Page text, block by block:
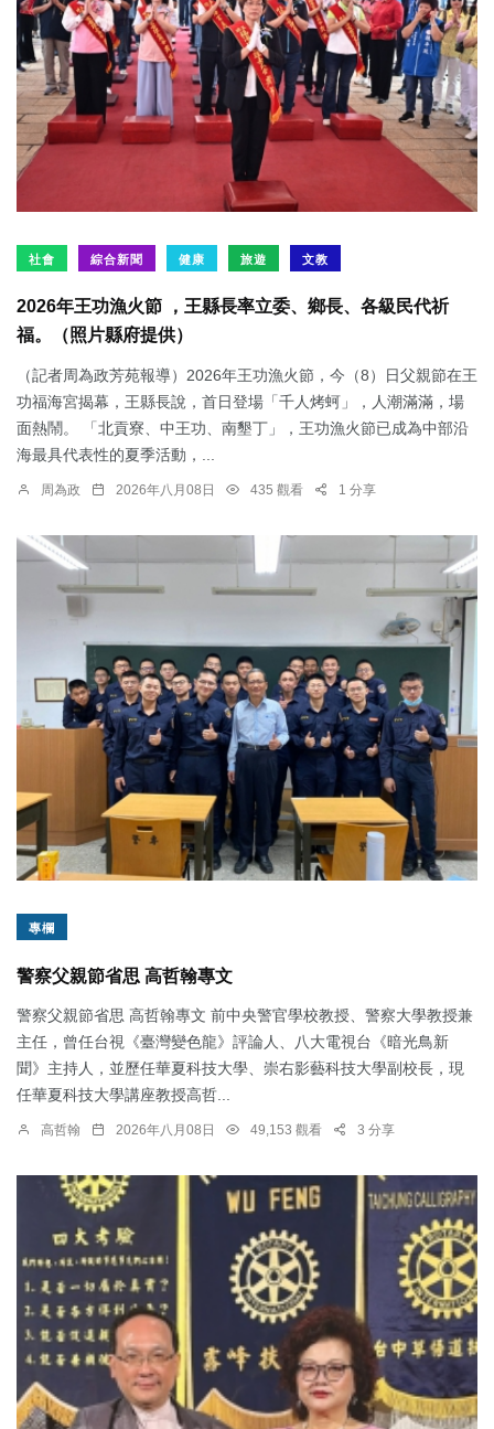
社會 綜合新聞 健康 旅遊 文教
2026年王功漁火節 ，王縣長率立委、鄉長、各級民代祈
福。（照片縣府提供）
（記者周為政芳苑報導）2026年王功漁火節，今（8）日父親節在王
功福海宮揭幕，王縣長說，首日登場「千人烤蚵」，人潮滿滿，場
面熱鬧。 「北貢寮、中王功、南墾丁」，王功漁火節已成為中部沿
海最具代表性的夏季活動，...
周為政 2026年八月08日 435 觀看 1 分享
專欄
警察父親節省思 高哲翰專文
警察父親節省思 高哲翰專文 前中央警官學校教授、警察大學教授兼
主任，曾任台視《臺灣變色龍》評論人、八大電視台《暗光鳥新
聞》主持人，並歷任華夏科技大學、崇右影藝科技大學副校長，現
任華夏科技大學講座教授高哲...
高哲翰 2026年八月08日 49,153 觀看 3 分享